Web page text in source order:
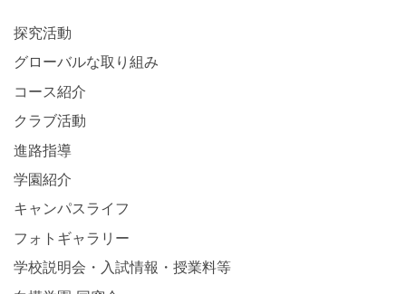
探究活動
グローバルな取り組み
コース紹介
クラブ活動
進路指導
学園紹介
キャンパスライフ
フォトギャラリー
学校説明会・入試情報・授業料等